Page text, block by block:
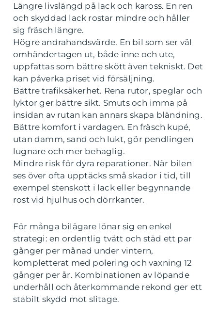
Längre livslängd på lack och kaross. En ren
och skyddad lack rostar mindre och håller
sig fräsch längre.
Högre andrahandsvärde. En bil som ser väl
omhändertagen ut, både inne och ute,
uppfattas som bättre skött även tekniskt. Det
kan påverka priset vid försäljning.
Bättre trafiksäkerhet. Rena rutor, speglar och
lyktor ger bättre sikt. Smuts och imma på
insidan av rutan kan annars skapa bländning.
Bättre komfort i vardagen. En fräsch kupé,
utan damm, sand och lukt, gör pendlingen
lugnare och mer behaglig.
Mindre risk för dyra reparationer. När bilen
ses över ofta upptäcks små skador i tid, till
exempel stenskott i lack eller begynnande
rost vid hjulhus och dörrkanter.
För många bilägare lönar sig en enkel
strategi: en ordentlig tvätt och städ ett par
gånger per månad under vintern,
kompletterat med polering och vaxning 12
gånger per år. Kombinationen av löpande
underhåll och återkommande rekond ger ett
stabilt skydd mot slitage.